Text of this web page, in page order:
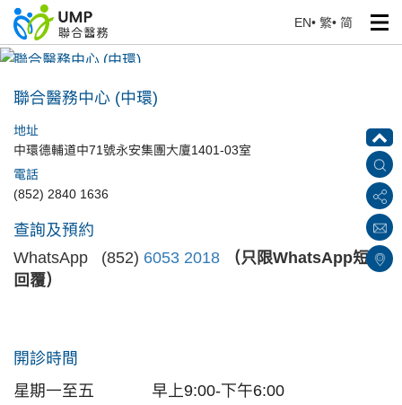
EN• 繁• 简
聯合醫務中心 (中環)
聯合醫務中心 (中環)
地址
中環德輔道中71號永安集團大廈1401-03室
電話
(852) 2840 1636
查詢及預約
WhatsApp (852) 6053 2018
（只限WhatsApp短訊
回覆）
開診時間
星期一至五
早上9:00-下午6:00